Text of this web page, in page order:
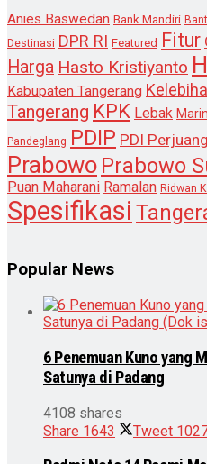
Anies Baswedan Bank Mandiri
Destinasi DPR RI Featured Fitur
Harga Hasto Kristiyanto
Kabupaten Tangerang
Tangerang KPK Lebak
Pandeglang PDIP PDI
Prabowo Prabowo
Puan Maharani Ramalan Ridwan
Spesifikasi
Popular News
6 Penemuan Kuno yang
Satunya di Padang
4108 shares
Share 1643 Tweet